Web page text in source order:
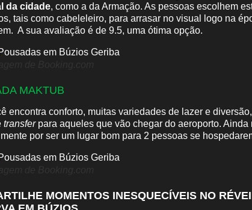
da cidade, como a da Armação. As pessoas escolhem
tais como cabeleleiro, para arrasar no visual logo na
A sua avaliação é de 9.5, uma ótima opção.
MAKTUB
encontra conforto, muitas variedades de lazer e
transferpara aqueles que vão chegar do aeroporto. Ainda
por ser um lugar bom para 2 pessoas se
MOMENTOS INESQUECÍVEIS NO